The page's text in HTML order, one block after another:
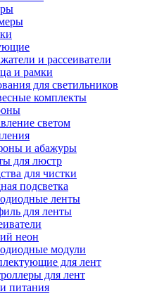
и рассеиватели
и рамки
для светильников
комплекты
светом
и абажуры
для люстр
для чистки
подсветка
ленты
для ленты
неон
модули
для лент
для лент
питания